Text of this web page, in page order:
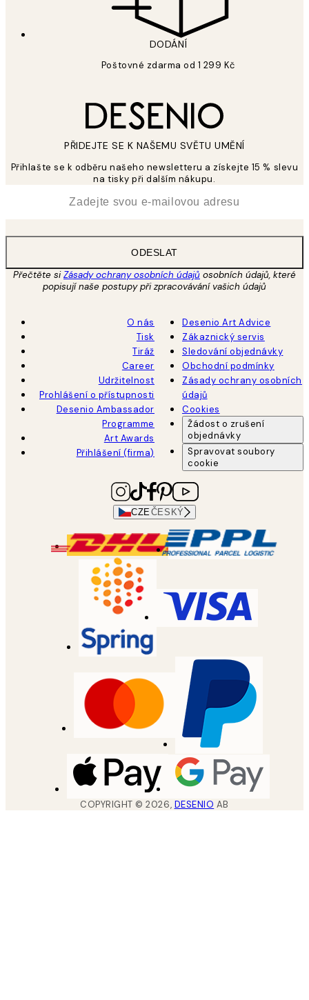
DODÁNÍ
Poštovné zdarma od 1 299 Kč
PŘIDEJTE SE K NAŠEMU SVĚTU UMĚNÍ
Přihlašte se k odběru našeho newsletteru a získejte 15 % slevu
na tisky při dalším nákupu.
ODESLAT
Přečtěte siZásady ochrany osobních údajů osobních údajů, které
popisují naše postupy při zpracovávání vašich údajů
O nás
Tisk
Tiráž
Career
Udržitelnost
Prohlášení o přístupnosti
Desenio Ambassador
Programme
Art Awards
Přihlášení (firma)
Desenio Art Advice
Zákaznický servis
Sledování objednávky
Obchodní podmínky
Zásady ochrany osobních
údajů
Cookies
Žádost o zrušení
objednávky
Spravovat soubory
cookie
CZE ČESKÝ
COPYRIGHT ©2026, DESENIO AB